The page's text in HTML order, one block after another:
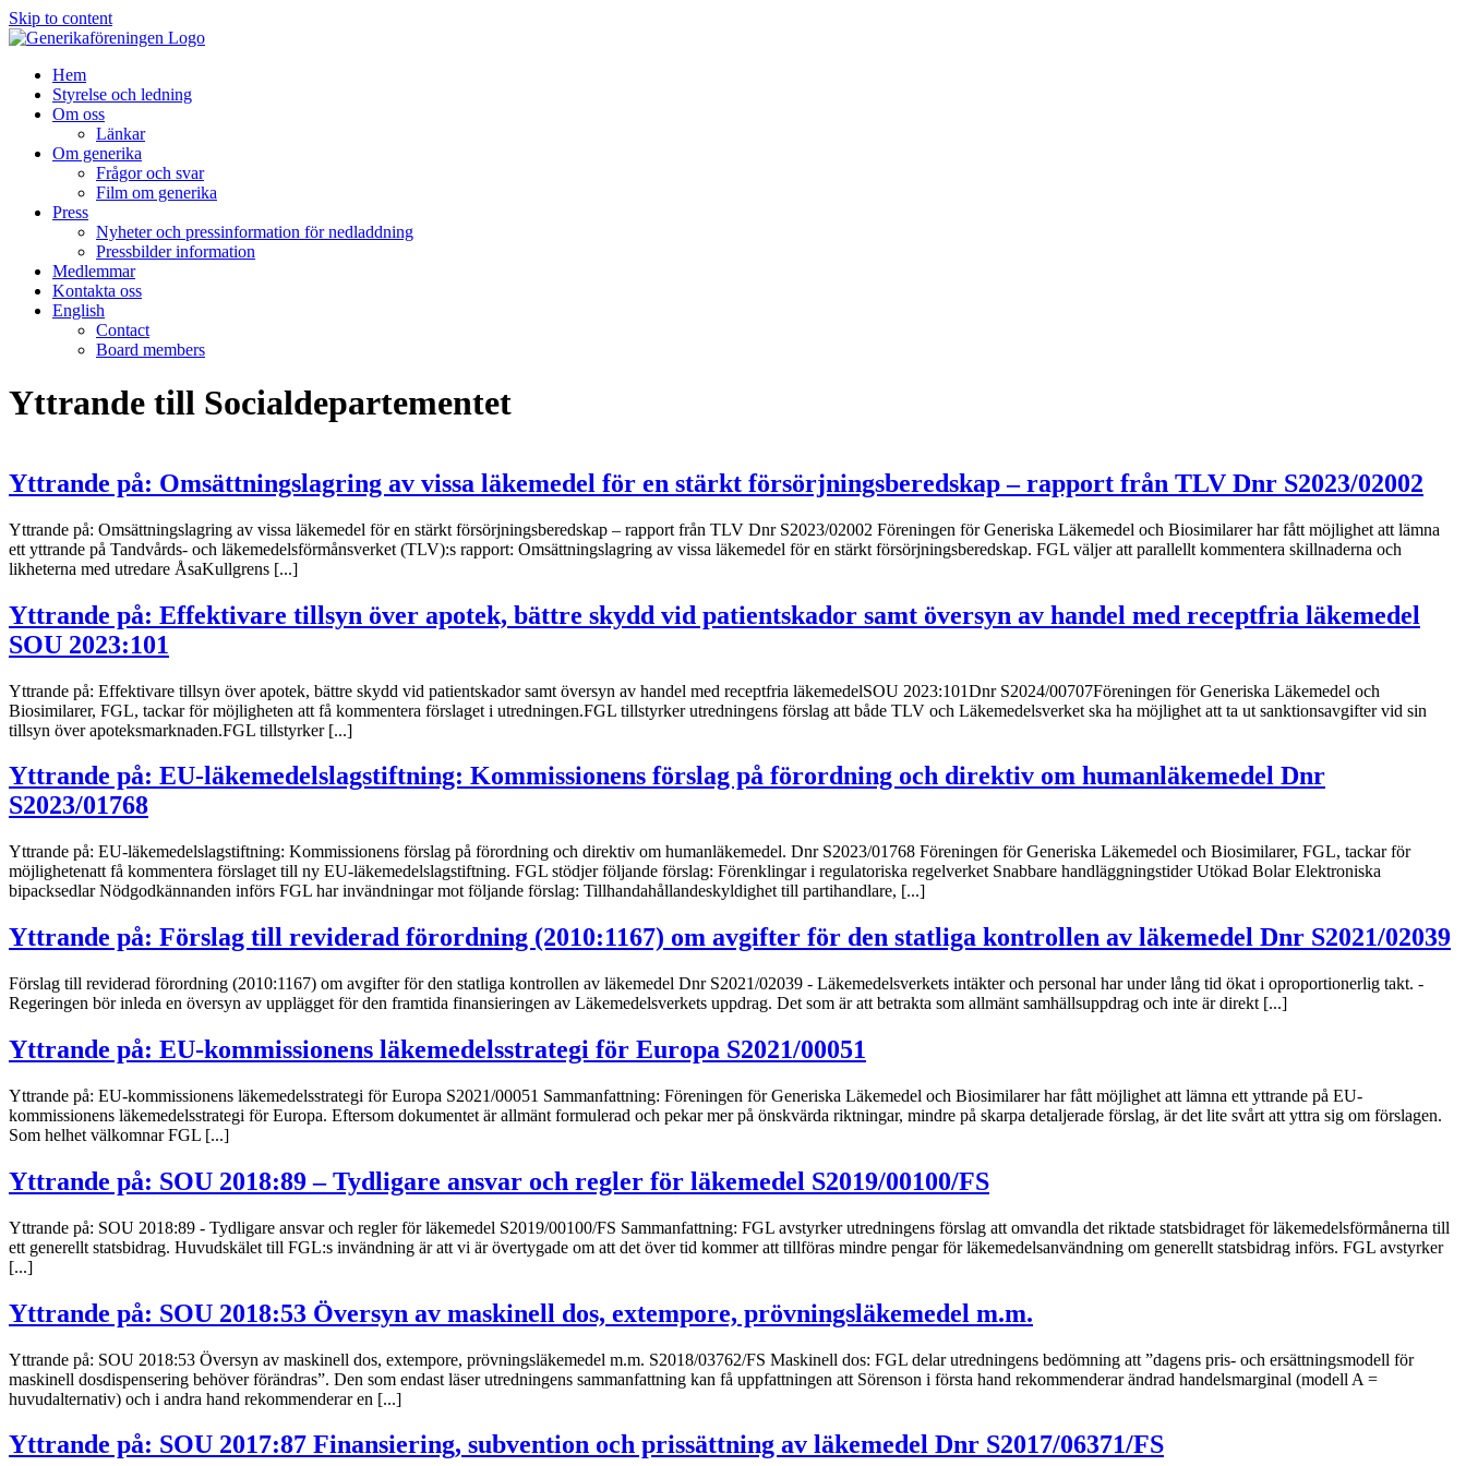
Skip to content
Hem
Styrelse och ledning
Om oss
Länkar
Om generika
Frågor och svar
Film om generika
Press
Nyheter och pressinformation för nedladdning
Pressbilder information
Medlemmar
Kontakta oss
English
Contact
Board members
Yttrande till Socialdepartementet
Yttrande på: Omsättningslagring av vissa läkemedel för en stärkt försörjningsberedskap – rapport från TLV Dnr S2023/02002
Yttrande på: Omsättningslagring av vissa läkemedel för en stärkt försörjningsberedskap – rapport från TLV Dnr S2023/02002 Föreningen för Generiska Läkemedel och Biosimilarer har fått möjlighet att lämna
ett yttrande på Tandvårds- och läkemedelsförmånsverket (TLV):s rapport: Omsättningslagring av vissa läkemedel för en stärkt försörjningsberedskap. FGL väljer att parallellt kommentera skillnaderna och
likheterna med utredare ÅsaKullgrens [...]
Yttrande på: Effektivare tillsyn över apotek, bättre skydd vid patientskador samt översyn av handel med receptfria läkemedel
SOU 2023:101
Yttrande på: Effektivare tillsyn över apotek, bättre skydd vid patientskador samt översyn av handel med receptfria läkemedelSOU 2023:101Dnr S2024/00707Föreningen för Generiska Läkemedel och
Biosimilarer, FGL, tackar för möjligheten att få kommentera förslaget i utredningen.FGL tillstyrker utredningens förslag att både TLV och Läkemedelsverket ska ha möjlighet att ta ut sanktionsavgifter vid sin
tillsyn över apoteksmarknaden.FGL tillstyrker [...]
Yttrande på: EU-läkemedelslagstiftning: Kommissionens förslag på förordning och direktiv om humanläkemedel Dnr
S2023/01768
Yttrande på: EU-läkemedelslagstiftning: Kommissionens förslag på förordning och direktiv om humanläkemedel. Dnr S2023/01768 Föreningen för Generiska Läkemedel och Biosimilarer, FGL, tackar för
möjlighetenatt få kommentera förslaget till ny EU-läkemedelslagstiftning. FGL stödjer följande förslag: Förenklingar i regulatoriska regelverket Snabbare handläggningstider Utökad Bolar Elektroniska
bipacksedlar Nödgodkännanden införs FGL har invändningar mot följande förslag: Tillhandahållandeskyldighet till partihandlare, [...]
Yttrande på: Förslag till reviderad förordning (2010:1167) om avgifter för den statliga kontrollen av läkemedel Dnr S2021/02039
Förslag till reviderad förordning (2010:1167) om avgifter för den statliga kontrollen av läkemedel Dnr S2021/02039 - Läkemedelsverkets intäkter och personal har under lång tid ökat i oproportionerlig takt. -
Regeringen bör inleda en översyn av upplägget för den framtida finansieringen av Läkemedelsverkets uppdrag. Det som är att betrakta som allmänt samhällsuppdrag och inte är direkt [...]
Yttrande på: EU-kommissionens läkemedelsstrategi för Europa S2021/00051
Yttrande på: EU-kommissionens läkemedelsstrategi för Europa S2021/00051 Sammanfattning: Föreningen för Generiska Läkemedel och Biosimilarer har fått möjlighet att lämna ett yttrande på EU-
kommissionens läkemedelsstrategi för Europa. Eftersom dokumentet är allmänt formulerad och pekar mer på önskvärda riktningar, mindre på skarpa detaljerade förslag, är det lite svårt att yttra sig om förslagen.
Som helhet välkomnar FGL [...]
Yttrande på: SOU 2018:89 – Tydligare ansvar och regler för läkemedel S2019/00100/FS
Yttrande på: SOU 2018:89 - Tydligare ansvar och regler för läkemedel S2019/00100/FS Sammanfattning: FGL avstyrker utredningens förslag att omvandla det riktade statsbidraget för läkemedelsförmånerna till
ett generellt statsbidrag. Huvudskälet till FGL:s invändning är att vi är övertygade om att det över tid kommer att tillföras mindre pengar för läkemedelsanvändning om generellt statsbidrag införs. FGL avstyrker
[...]
Yttrande på: SOU 2018:53 Översyn av maskinell dos, extempore, prövningsläkemedel m.m.
Yttrande på: SOU 2018:53 Översyn av maskinell dos, extempore, prövningsläkemedel m.m. S2018/03762/FS Maskinell dos: FGL delar utredningens bedömning att ”dagens pris- och ersättningsmodell för
maskinell dosdispensering behöver förändras”. Den som endast läser utredningens sammanfattning kan få uppfattningen att Sörenson i första hand rekommenderar ändrad handelsmarginal (modell A =
huvudalternativ) och i andra hand rekommenderar en [...]
Yttrande på: SOU 2017:87 Finansiering, subvention och prissättning av läkemedel Dnr S2017/06371/FS